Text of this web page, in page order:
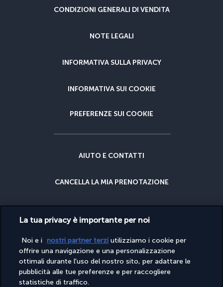
CONDIZIONI GENERALI DI VENDITA
NOTE LEGALI
INFORMATIVA SULLA PRIVACY
INFORMATIVA SUI COOKIE
PREFERENZE SUI COOKIE
AIUTO E CONTATTI
CANCELLA LA MIA PRENOTAZIONE
GARANZIA DEL MIGLIOR PREZZO
PERCHÉ PRENOTARE CON NOI?
La tua privacy è importante per noi
Noi e i nostri partner terzi utilizziamo i cookie per
offrire una navigazione e una personalizzazione
ottimali durante l'uso del nostro sito, per adattare le
pubblicità alle tue preferenze e per raccogliere
statistiche di traffico.